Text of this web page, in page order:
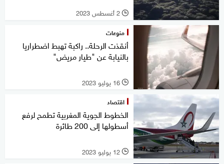
l 2 أغسطس 2023
منوعات
أنقذت الرحلة.. راكبة تهبط اضطراريا
بالنيابة عن "طيار مريض"
l 16 يوليو 2023
اقتصاد
الخطوط الجوية المغربية تطمح لرفع
أسطولها إلى 200 طائرة
l 12 يوليو 2023